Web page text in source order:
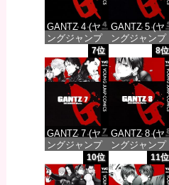
GANTZ 4 (ヤ
ングジャンプ
コミックス
DIGITAL)
価格：¥100
GANTZ 5 (ヤ
ングジャンプ
コミックス
DIGITAL)
価格：
7位
GANTZ 7 (ヤ
ングジャンプ
コミックス
DIGITAL)
8位
GANTZ 8 (ヤ
ングジャンプ
コミックス
DIGITAL)
10位 11位